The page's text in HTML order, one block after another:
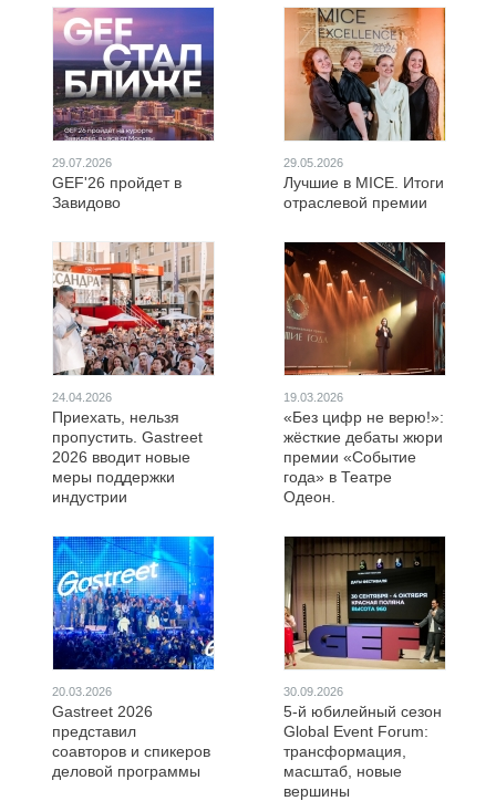
29.07.2026
GEF'26 пройдет в
Завидово
29.05.2026
Лучшие в MICE. Итоги
отраслевой премии
24.04.2026
Приехать, нельзя
пропустить. Gastreet
2026 вводит новые
меры поддержки
индустрии
19.03.2026
«Без цифр не верю!»:
жёсткие дебаты жюри
премии «Событие
года» в Театре
Одеон.
20.03.2026
Gastreet 2026
представил
соавторов и спикеров
деловой программы
30.09.2026
5-й юбилейный сезон
Global Event Forum:
трансформация,
масштаб, новые
вершины